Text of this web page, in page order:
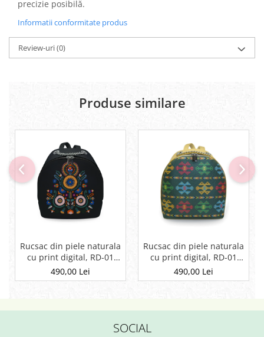
precizie posibilă.
Informatii conformitate produs
Review-uri(0)
Produse similare
Rucsac din piele naturala
cu print digital, RD-01
Etnic 13, Negru
490,00 Lei
Rucsac din piele naturala
cu print digital, RD-01
Etnic 01
490,00 Lei
SOCIAL